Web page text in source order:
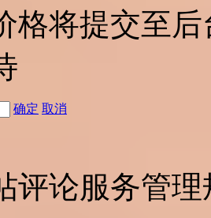
格将提交至
确定 取消
评论服务管理